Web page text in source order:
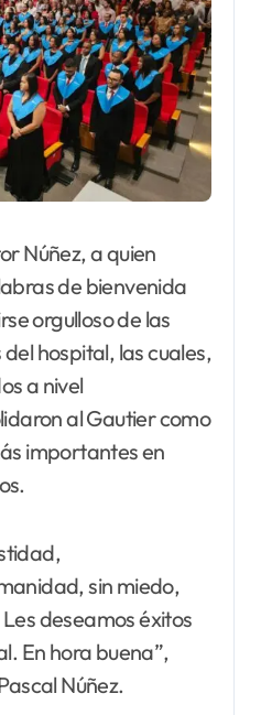
Núñez, a quien
de bienvenida
orgulloso de las
hospital, las cuales,
a nivel
al Gautier como
importantes en
sin miedo,
deseamos éxitos
En hora buena”,
Núñez.